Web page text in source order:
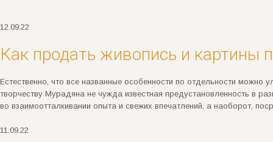
12.09.22
Как продать живопись и картины
Естественно, что все названные особенности по отдельности можно
творчеству Мурадяна не чужда известная предустановленность в
во взаимоотталкивании опыта и свежих впечатлений, а наоборот,
11.09.22